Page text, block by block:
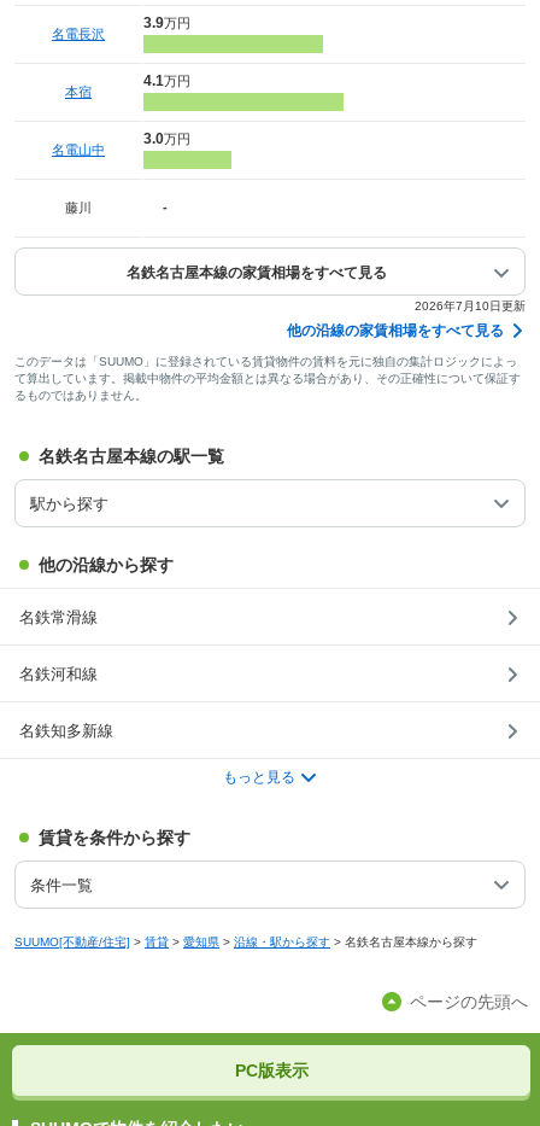
名電長沢
3.9万円
本宿
4.1万円
名電山中
3.0万円
藤川 -
名鉄名古屋本線の家賃相場をすべて見る
2026年7月10日更新
他の沿線の家賃相場をすべて見る
このデータは「SUUMO」に登録されている賃貸物件の賃料を元に独自の集計ロジックによっ
て算出しています。掲載中物件の平均金額とは異なる場合があり、その正確性について保証す
るものではありません。
名鉄名古屋本線の駅一覧
駅から探す
他の沿線から探す
名鉄常滑線
名鉄河和線
名鉄知多新線
もっと見る
賃貸を条件から探す
条件一覧
SUUMO[不動産/住宅] > 賃貸 > 愛知県 > 沿線・駅から探す > 名鉄名古屋本線から探す
ページの先頭へ
PC版表示